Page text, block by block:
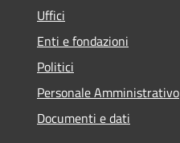
Uffici
Enti e fondazioni
Politici
Personale Amministrativo
Documenti e dati